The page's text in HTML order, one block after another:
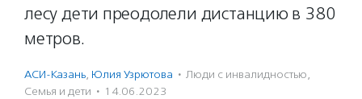
лесу дети преодолели дистанцию в 380
метров.
АСИ-Казань, Юлия Узрютова · Люди с инвалидностью,
Семья и дети · 14.06.2023